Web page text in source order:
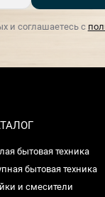
и соглашаетесь с
бытовая техника
бытовая техника
и смесители